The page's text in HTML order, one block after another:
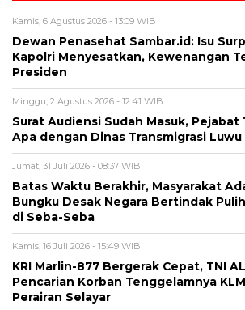
Kamis, 6 Agustus 2026 - 13:09 WIB
Dewan Penasehat Sambar.id: Isu
Kapolri Menyesatkan, Kewenangan
Presiden
Minggu, 2 Agustus 2026 - 12:41 WIB
Surat Audiensi Sudah Masuk, Pejabat
Apa dengan Dinas Transmigrasi Luwu
Jumat, 31 Juli 2026 - 08:37 WIB
Batas Waktu Berakhir, Masyarakat
Bungku Desak Negara Bertindak
di Seba-Seba
Kamis, 16 Juli 2026 - 15:49 WIB
KRI Marlin-877 Bergerak Cepat, TNI
Pencarian Korban Tenggelamnya
Perairan Selayar